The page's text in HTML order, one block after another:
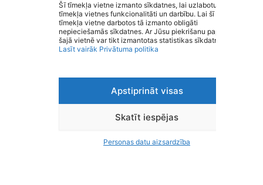
Šī tīmekļa vietne izmanto sīkdatnes, lai uzlabotu
tīmekļa vietnes funkcionalitāti un darbību. Lai šī
tīmekļa vietne darbotos tā izmanto obligāti
nepieciešamās sīkdatnes. Ar Jūsu piekrišanu papildus
šajā vietnē var tikt izmantotas statistikas sīkdatnes.
Lasīt vairāk Privātuma politika
Apstiprināt visas
Skatīt iespējas
Personas datu aizsardzība
Izvēlne
Ātrās saites
Sociālie tīkli
Privātuma politika
Personas datu aizsardzība